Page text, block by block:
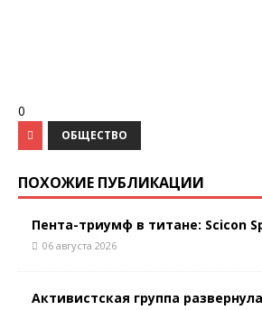
0
ОБЩЕСТВО
ПОХОЖИЕ ПУБЛИКАЦИИ
Пента-триумф в титане: Scicon
06 августа 2026
Активистская группа